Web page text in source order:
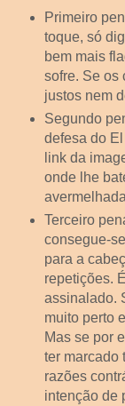
Primeiro
toque, só
bem mais
sofre. Se os
justos nem
Segundo
defesa do
link da
onde lhe
Terceiro
consegue-
para a
repetições.
assinalado.
muito perto
Mas se por
ter marcado
razões
intenção de